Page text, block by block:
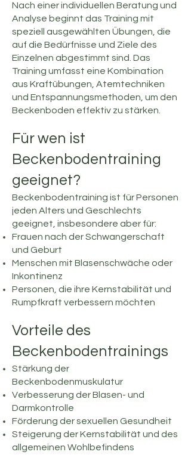
Nach einer individuellen Beratung und
Analyse beginnt das Training mit
speziell ausgewählten Übungen, die
auf die Bedürfnisse und Ziele des
Einzelnen abgestimmt sind. Das
Training umfasst eine Kombination
aus Kraftübungen, Atemtechniken
und Entspannungsmethoden, um den
Beckenboden effektiv zu stärken.
Für wen ist
Beckenbodentraining
geeignet?
Beckenbodentraining ist für Personen
jeden Alters und Geschlechts
geeignet, insbesondere aber für:
Frauen nach der Schwangerschaft
und Geburt
Menschen mit Blasenschwäche oder
Inkontinenz
Personen, die ihre Kernstabilität und
Rumpfkraft verbessern möchten
Vorteile des
Beckenbodentrainings
Stärkung der
Beckenbodenmuskulatur
Verbesserung der Blasen- und
Darmkontrolle
Förderung der sexuellen Gesundheit
Steigerung der Kernstabilität und des
allgemeinen Wohlbefindens